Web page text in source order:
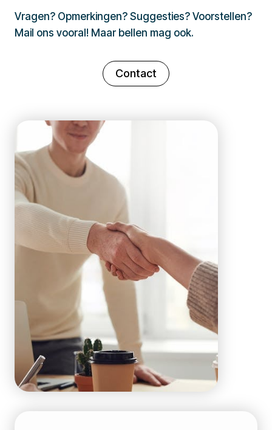
Vragen? Opmerkingen? Suggesties? Voorstellen?
Mail ons vooral! Maar bellen mag ook.
Contact